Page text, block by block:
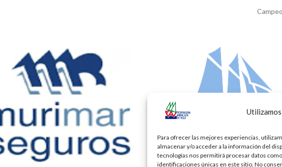
Para ofrecer las mejores experiencias,
almacenar y/o acceder a la información del
tecnologías nos permitirá procesar datos
identificaciones únicas en este sitio. No
next